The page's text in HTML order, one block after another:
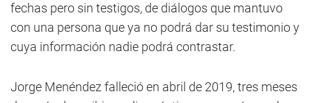
fechas pero sin testigos, de diálogos que mantuvo
con una persona que ya no podrá dar su testimonio y
cuya información nadie podrá contrastar.
Jorge Menéndez falleció en abril de 2019, tres meses